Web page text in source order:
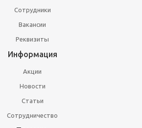
Сотрудники
Вакансии
Реквизиты
Информация
Акции
Новости
Статьи
Сотрудничество